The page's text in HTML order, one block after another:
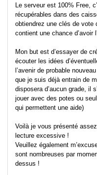
Le serveur est 100% Free,
récupérables dans des
obtiendrez une clés de vote
contient une chance d’avoir
Mon but est d’essayer de
écouter les idées
l’avenir de probable
que je suis déjà entrain de
disposera d’aucun grade, il
jouer avec des potes ou
qui permettent une aide)
Voilà je vous présenté
lecture excessive !
Veuillez également
sont nombreuses par
dessus !